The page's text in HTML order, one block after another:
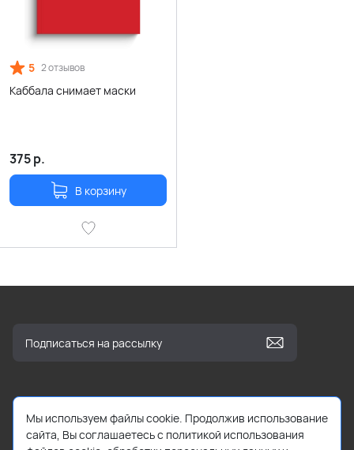
5 2 отзывов
Каббала снимает маски
375р.
В корзину
info@kbooks.ru
Мы используем файлы cookie. Продолжив использование
сайта, Вы соглашаетесь с политикой использования